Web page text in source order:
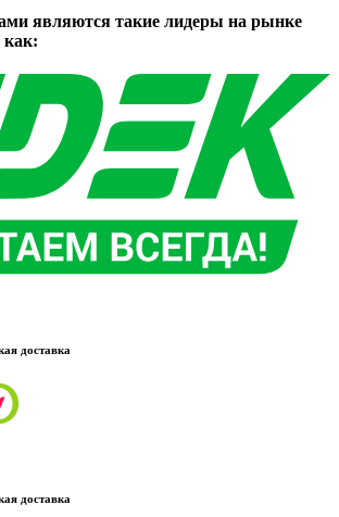
являются такие лидеры на рынке
как:
доставка
доставка